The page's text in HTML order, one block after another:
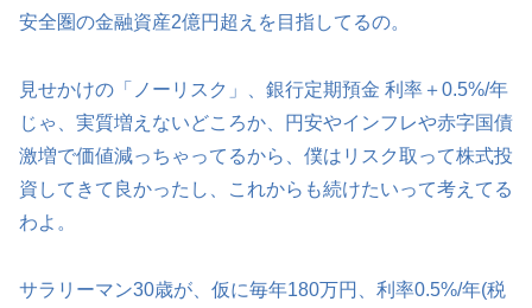
安全圏の金融資産2億円超えを目指してるの。
見せかけの「ノーリスク」、銀行定期預金 利率＋0.5%/年
じゃ、実質増えないどころか、円安やインフレや赤字国債
激増で価値減っちゃってるから、僕はリスク取って株式投
資してきて良かったし、これからも続けたいって考えてる
わよ。
サラリーマン30歳が、仮に毎年180万円、利率0.5%/年(税